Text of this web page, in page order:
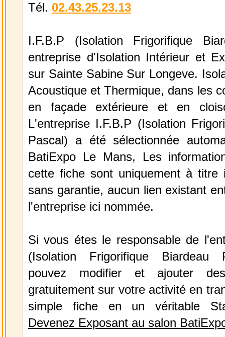
Tél. 02.43.25.23.13
I.F.B.P (Isolation Frigorifique
entreprise d'Isolation Intérieur et
sur Sainte Sabine Sur Longeve.
Acoustique et Thermique, dans les
en façade extérieure et en
L'entreprise I.F.B.P (Isolation
Pascal) a été sélectionnée
BatiExpo Le Mans, Les
cette fiche sont uniquement à titre
sans garantie, aucun lien existant
l'entreprise ici nommée.
Si vous étes le responsable de
(Isolation Frigorifique Biardeau
pouvez modifier et ajouter
gratuitement sur votre activité en
simple fiche en un véritable
Devenez Exposant au salon